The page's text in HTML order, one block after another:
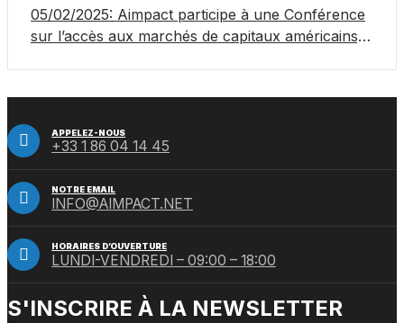
05/02/2025: Aimpact participe à une Conférence
sur l’accès aux marchés de capitaux américains,
APPELEZ-NOUS
+33 1 86 04 14 45
NOTRE EMAIL
INFO@AIMPACT.NET
HORAIRES D’OUVERTURE
LUNDI-VENDREDI – 09:00 – 18:00
S'INSCRIRE À LA NEWSLETTER